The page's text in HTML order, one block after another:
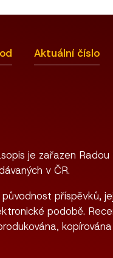
Aktuální číslo
je zařazen
v ČR.
původnost příspěvků,
podobě.